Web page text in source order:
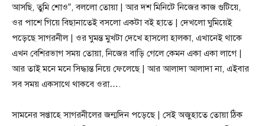
আসছি, তুমি শোও”, বললো তোয়া | আর দশ মিনিটে নিজের কাজ গুটিয়ে,
ওর পাশে গিয়ে বিছানাতেই বসলো একটা বই হাতে | দেখলো ঘুমিয়েই
পড়েছে সাগরনীল | ওর ঘুমন্ত মুখটা দেখে হাসলো হালকা, এখানেই থাকে
এখন বেশিরভাগ সময় তোয়া, নিজের বাড়ি গেলে কেমন একা একা লাগে |
আর তাই মনে মনে সিদ্ধান্ত নিয়ে ফেলেছে | আর আলাদা আলাদা না, এইবার
সব সময় একসাথে থাকবে ওরা….
সামনের সপ্তাহে সাগরনীলের জন্মদিন পড়েছে | সেই অজুহাতে তোয়া ঠিক